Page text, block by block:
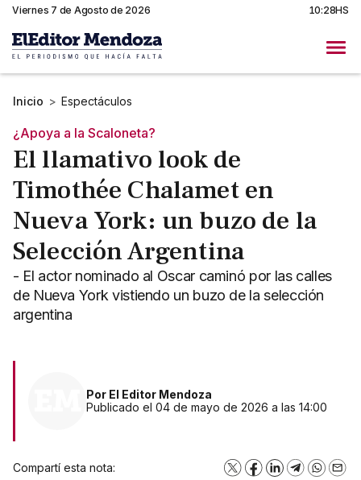
Viernes 7 de Agosto de 2026 10:28HS
Inicio > Espectáculos
¿Apoya a la Scaloneta?
El llamativo look de
Timothée Chalamet en
Nueva York: un buzo de la
Selección Argentina
- El actor nominado al Oscar caminó por las calles
de Nueva York vistiendo un buzo de la selección
argentina
Por El Editor Mendoza
Publicado el 04 de mayo de 2026 a las 14:00
Compartí esta nota: X Facebook
LinkedInTelegram